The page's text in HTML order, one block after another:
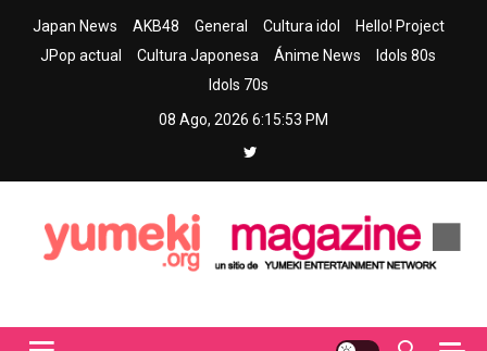
Japan News AKB48 General Cultura idol
Hello! Project
JPop actual
Cultura Japonesa Ánime News
Idols 80s
Idols 70s
08 Ago, 2026 6:15:54 PM